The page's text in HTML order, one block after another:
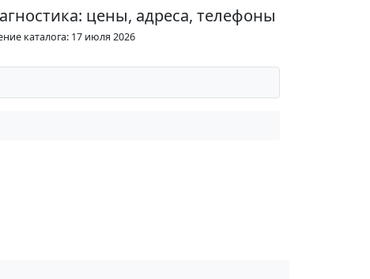
цены, адреса, телефоны
каталога: 17 июля 2026